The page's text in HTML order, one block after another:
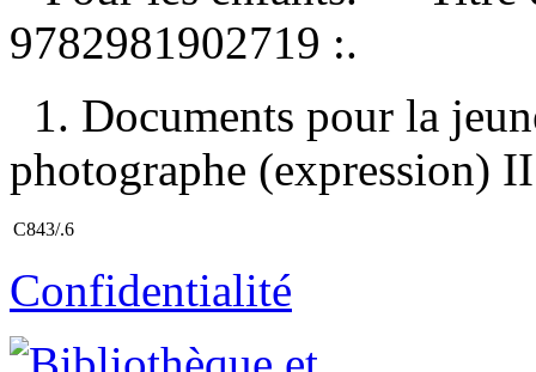
9782981902719 :.
1. Documents pour la
photographe (expression)
C843/.6
Confidentialité